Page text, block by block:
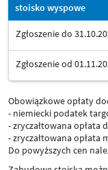
stoisko wyspowe
Zgłoszenie do
Zgłoszenie od
Obowiązkowe opłaty
- niemiecki podatek
- zryczałtowana opłata
- zryczałtowana opłata
Do powyższych cen